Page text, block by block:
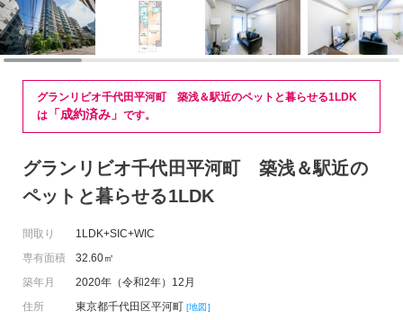
グランリビオ千代田平河町 築浅＆駅近のペットと暮らせる1LDK
は 「成約済み」 です。
グランリビオ千代田平河町 築浅＆駅近の
ペットと暮らせる1LDK
間取り
1LDK+SIC+WIC
専有面積
32.60㎡
築年月
2020年（令和2年）12月
住所
東京都千代田区平河町 [地図]